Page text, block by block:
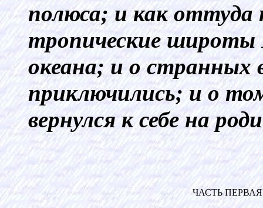
полюса; и как оттуда
тропические широты
океана; и о странных
приключились; и о
вернулся к себе на
ЧАСТЬ ПЕРВАЯ